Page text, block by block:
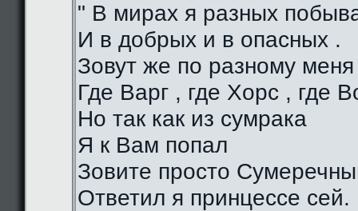
" В мирах я разных
И в добрых и в опасных .
Зовут же по разному меня
Где Варг , где Хорс , где
Но так как из сумрака
Я к Вам попал
Зовите просто
Ответил я принцессе сей.